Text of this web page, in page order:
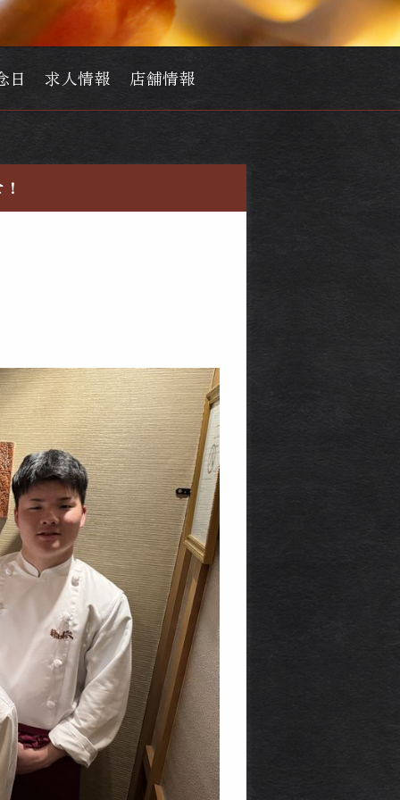
日 求人情報 店舗情報